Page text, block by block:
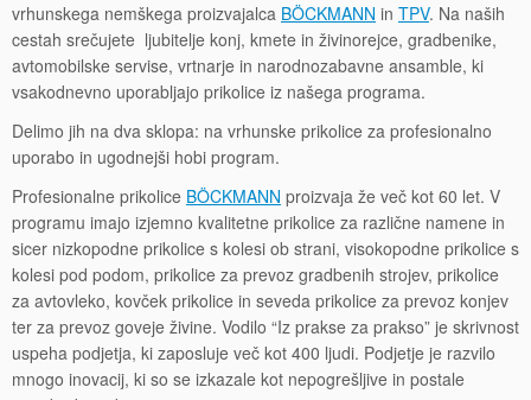
vrhunskega nemškega proizvajalca BÖCKMANN in TPV. Na naših
cestah srečujete ljubitelje konj, kmete in živinorejce, gradbenike,
avtomobilske servise, vrtnarje in narodnozabavne ansamble, ki
vsakodnevno uporabljajo prikolice iz našega programa.
Delimo jih na dva sklopa: na vrhunske prikolice za profesionalno
uporabo in ugodnejši hobi program.
Profesionalne prikolice BÖCKMANN proizvaja že več kot 60 let. V
programu imajo izjemno kvalitetne prikolice za različne namene in
sicer nizkopodne prikolice s kolesi ob strani, visokopodne prikolice s
kolesi pod podom, prikolice za prevoz gradbenih strojev, prikolice
za avtovleko, kovček prikolice in seveda prikolice za prevoz konjev
ter za prevoz goveje živine. Vodilo “Iz prakse za prakso” je skrivnost
uspeha podjetja, ki zaposluje več kot 400 ljudi. Podjetje je razvilo
mnogo inovacij, ki so se izkazale kot nepogrešljive in postale